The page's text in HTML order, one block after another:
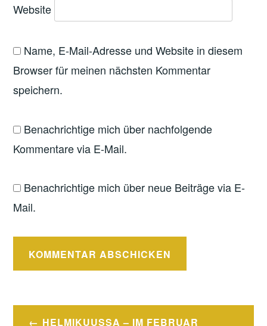
Website
Name, E-Mail-Adresse und Website in diesem
Browser für meinen nächsten Kommentar
speichern.
Benachrichtige mich über nachfolgende
Kommentare via E-Mail.
Benachrichtige mich über neue Beiträge via E-
Mail.
Beitragsnavigation
HELMIKUUSSA – IM FEBRUAR